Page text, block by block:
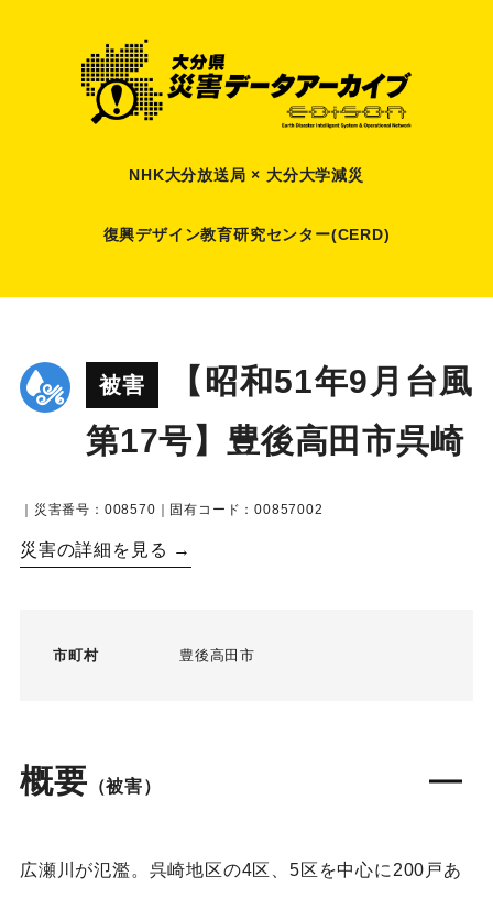
NHK大分放送局 × 大分大学減災
復興デザイン教育研究センター(CERD)
被害
【昭和51年9月台風
第17号】豊後高田市呉崎
｜災害番号：008570｜固有コード：00857002
災害の詳細を見る →
市町村 豊後高田市
概要 （被害）
広瀬川が氾濫。呉崎地区の4区、5区を中心に200戸あ